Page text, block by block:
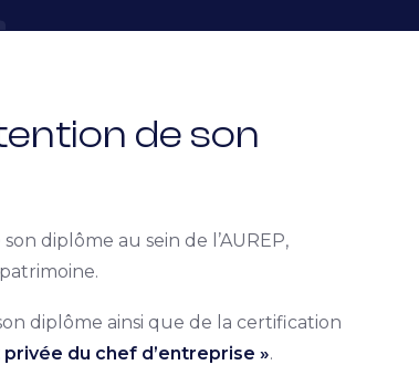
de son
diplôme au sein de l’AUREP,
diplôme ainsi que de la certification
du chef d’entreprise ».